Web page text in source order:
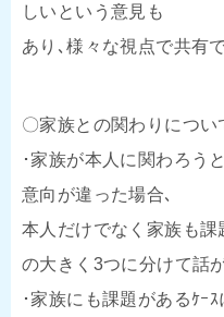
しいという意見も
あり､様々な視点で共有
〇家族との関わりについ
･家族が本人に関わろう
意向が違った場合､
本人だけでなく家族も課
の大きく3つに分けて話
･家族にも課題があるｹｰ